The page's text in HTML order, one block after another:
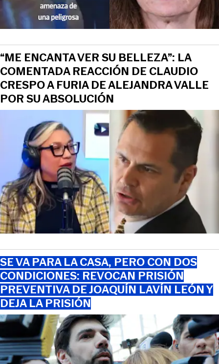
“ME ENCANTA VER SU BELLEZA”: LA
COMENTADA REACCIÓN DE CLAUDIO
CRESPO A FURIA DE ALEJANDRA VALLE
POR SU ABSOLUCIÓN
SE VA PARA LA CASA, PERO CON DOS
CONDICIONES: REVOCAN PRISIÓN
PREVENTIVA DE JOAQUÍN LAVÍN LEÓN Y
DEJA LA PRISIÓN